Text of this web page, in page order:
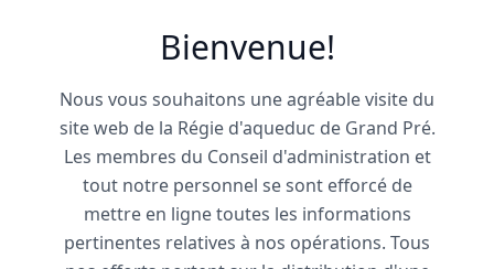
Bienvenue!
Nous vous souhaitons une agréable visite du
site web de la Régie d'aqueduc de Grand Pré.
Les membres du Conseil d'administration et
tout notre personnel se sont efforcé de
mettre en ligne toutes les informations
pertinentes relatives à nos opérations. Tous